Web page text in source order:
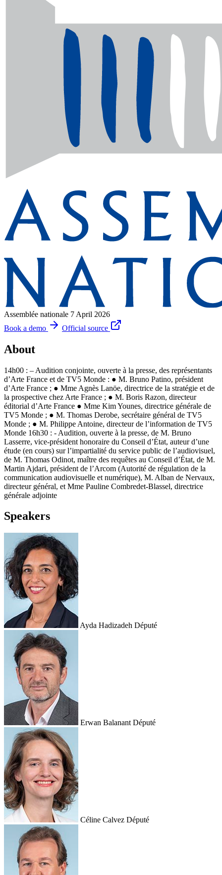
Assemblée nationale 7 April 2026
Book a demo
Official source
About
14h00 : – Audition conjointe, ouverte à la presse, des représentants
d’Arte France et de TV5 Monde : ● M. Bruno Patino, président
d’Arte France ; ● Mme Agnès Lanöe, directrice de la stratégie et de
la prospective chez Arte France ; ● M. Boris Razon, directeur
éditorial d’Arte France ● Mme Kim Younes, directrice générale de
TV5 Monde ; ● M. Thomas Derobe, secrétaire général de TV5
Monde ; ● M. Philippe Antoine, directeur de l’information de TV5
Monde 16h30 : - Audition, ouverte à la presse, de M. Bruno
Lasserre, vice-président honoraire du Conseil d’État, auteur d’une
étude (en cours) sur l’impartialité du service public de l’audiovisuel,
de M. Thomas Odinot, maître des requêtes au Conseil d’État, de M.
Martin Ajdari, président de l’Arcom (Autorité de régulation de la
communication audiovisuelle et numérique), M. Alban de Nervaux,
directeur général, et Mme Pauline Combredet-Blassel, directrice
générale adjointe
Speakers
Ayda Hadizadeh Député
Erwan Balanant Député
Céline Calvez Député